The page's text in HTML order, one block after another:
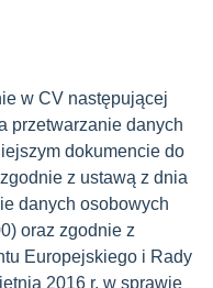
w CV następującej
przetwarzanie danych
dokumencie do
z ustawą z dnia
danych osobowych
oraz zgodnie z
Europejskiego i Rady
2016 r. w sprawie